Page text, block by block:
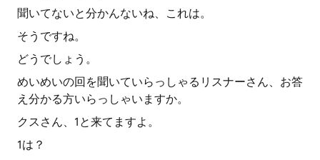
聞いてないと分かんないね、これは。
そうですね。
どうでしょう。
めいめいの回を聞いていらっしゃるリスナーさん、お答
え分かる方いらっしゃいますか。
クスさん、1と来てますよ。
1は？